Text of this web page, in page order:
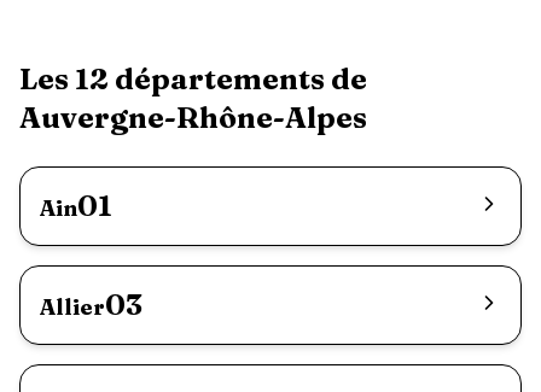
Les 12 départements de
Auvergne-Rhône-Alpes
Ain01
Allier03